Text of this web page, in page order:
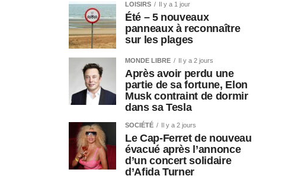
LOISIRS Il y a 1 jour
Été – 5 nouveaux
panneaux à reconnaître
sur les plages
MONDE LIBRE Il y a 2 jours
Après avoir perdu une
partie de sa fortune, Elon
Musk contraint de dormir
dans sa Tesla
SOCIÉTÉ Il y a 2 jours
Le Cap-Ferret de nouveau
évacué après l’annonce
d’un concert solidaire
d’Afida Turner